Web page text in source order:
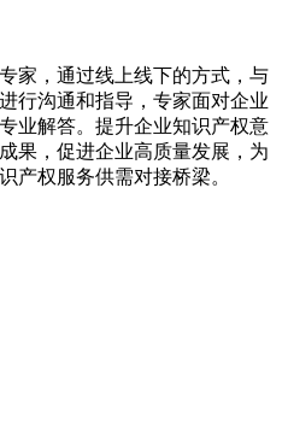
家，通过线上线下的方式，与
行沟通和指导，专家面对企业
业解答。提升企业知识产权意
果，促进企业高质量发展，为
产权服务供需对接桥梁。